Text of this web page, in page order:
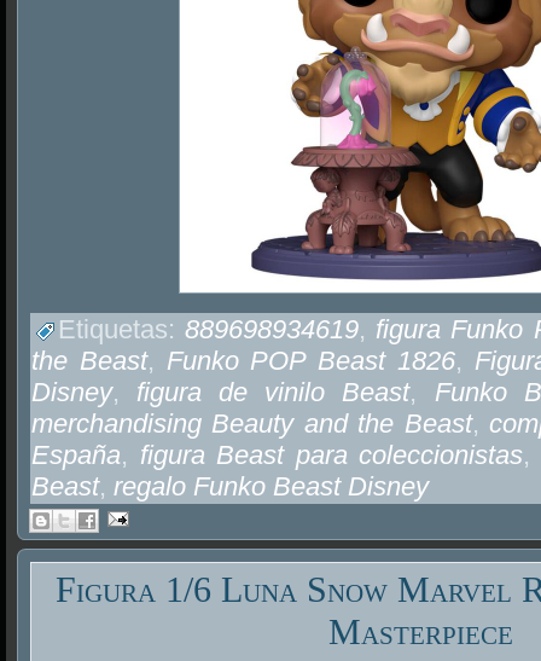
Etiquetas:889698934619, figura Funko
the Beast, Funko POP Beast 1826,
Disney, figura de vinilo Beast, Funko
merchandising Beauty and the Beast,
España, figura Beast para coleccionistas
Beast, regalo Funko Beast Disney
Figura 1/6 Luna Snow Marvel
Masterpiece